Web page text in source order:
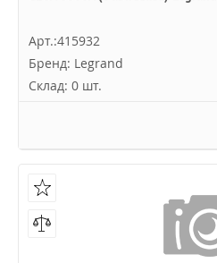
Арт.:415932
Бренд: Legrand
Склад: 0 шт.